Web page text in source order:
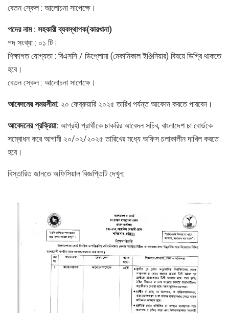
বেতন স্কেল : আলোচনা সাপেক্ষে।
পদের নাম : সহকারী ব্যবস্থাপক(কারখানা)
পদ সংখ্যা : ০১ টি।
শিক্ষাগত যোগ্যতা : বিএসসি / ডিপ্লোমা (মেকানিকাল ইঞ্জিনিয়ার) বিষয়ে ডিগ্রি থাকতে
হবে।
বেতন স্কেল : আলোচনা সাপেক্ষে।
আবেদনের সময়সীমা: ২০ ফেব্রুয়ারি ২০২৫ তারিখ পর্যন্ত আবেদন করতে পারবেন।
আবেদনের প্রক্রিয়া: আগ্রহী প্রার্থীকে চাকরির আবেদন সচিব, বাংলাদেশ চা বোর্ডকে
সম্বোধন করে আগামী ২০/০২/২০২৫ তারিখের মধ্যে অফিস চলাকালীন দাখিল করতে
হবে।
বিস্তারিত জানতে অফিসিয়াল বিজ্ঞপ্তিটি দেখুন: